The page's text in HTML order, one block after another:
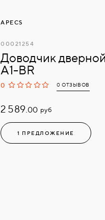
APECS
00021254
Доводчик
A1-BR
0 0 ОТЗЫВОВ
2 589.00 руб
1 ПРЕДЛОЖЕНИЕ